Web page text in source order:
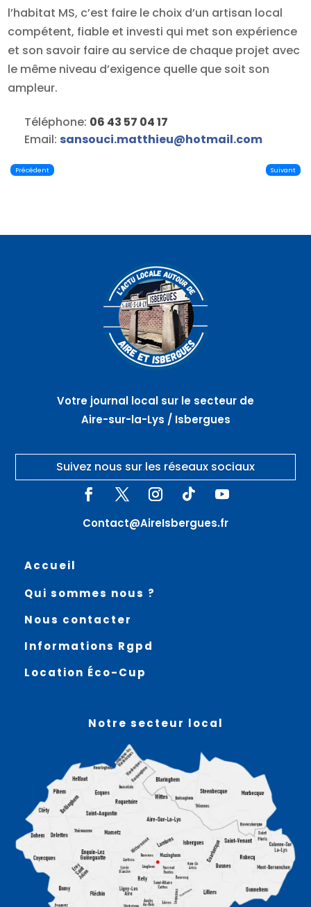
l’habitat MS, c’est faire le choix d’un artisan local
compétent, fiable et investi qui met son expérience
et son savoir faire au service de chaque projet avec
le même niveau d’exigence quelle que soit son
ampleur.
Téléphone: 06 43 57 04 17
Email: sansouci.matthieu@hotmail.com
Précédent Suivant
Votre journal local sur le secteur de
Aire-sur-la-Lys / Isbergues
Suivez nous sur les réseaux sociaux
Contact@AireIsbergues.fr
Accueil
Qui sommes nous ?
Nous contacter
Informations Rgpd
Location Éco-Cup
Notre secteur local